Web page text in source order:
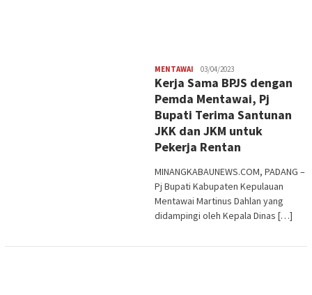
MENTAWAI Redaksi
03/04/2023
Kerja Sama BPJS dengan
Pemda Mentawai, Pj
Bupati Terima Santunan
JKK dan JKM untuk
Pekerja Rentan
MINANGKABAUNEWS.COM, PADANG –
Pj Bupati Kabupaten Kepulauan
Mentawai Martinus Dahlan yang
didampingi oleh Kepala Dinas […]